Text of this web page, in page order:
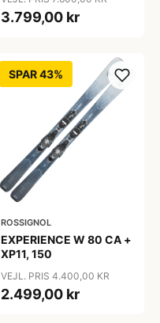
3.799,00 kr
SPAR 43%
ROSSIGNOL
EXPERIENCE W 80 CA +
XP11, 150
VEJL. PRIS 4.400,00 KR
2.499,00 kr